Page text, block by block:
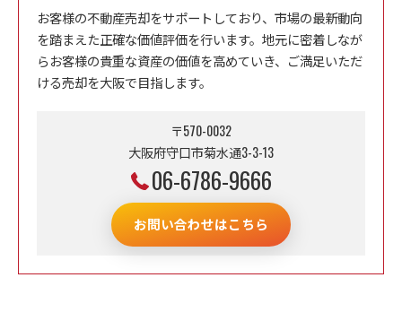
お客様の不動産売却をサポートしており、市場の最新動向
を踏まえた正確な価値評価を行います。地元に密着しなが
らお客様の貴重な資産の価値を高めていき、ご満足いただ
ける売却を大阪で目指します。
〒570-0032
大阪府守口市菊水通3-3-13
06-6786-9666
お問い合わせはこちら